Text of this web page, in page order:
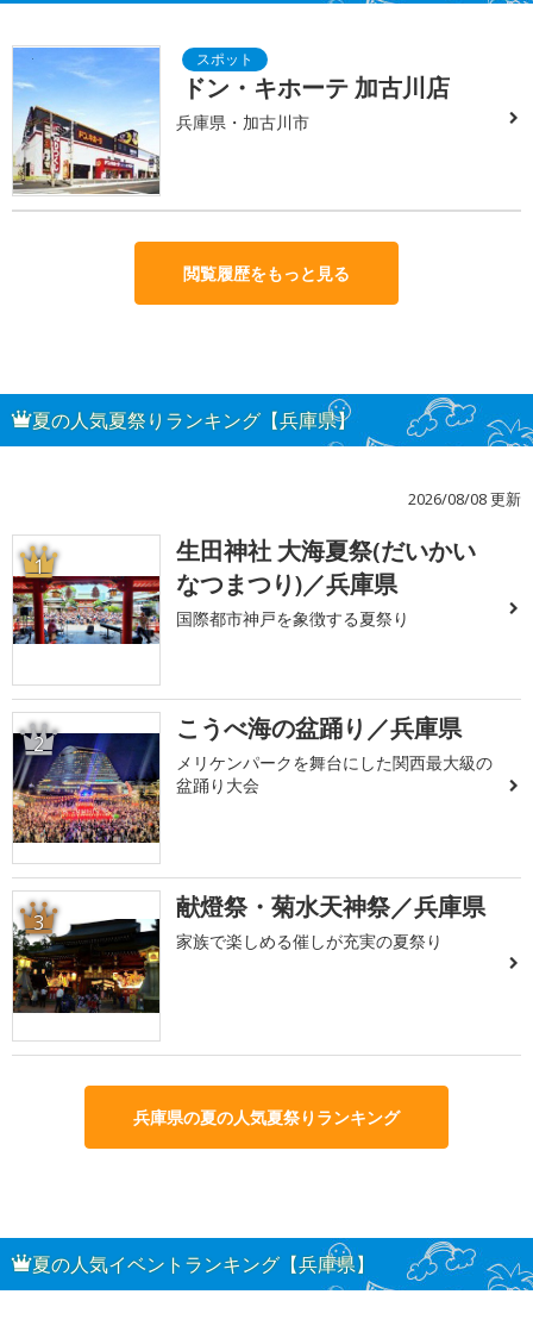
ドン・キホーテ 加古川店
兵庫県・加古川市
閲覧履歴をもっと見る
夏の人気夏祭りランキング【兵庫県】
2026/08/08 更新
1
生田神社 大海夏祭(だいかい
なつまつり)／兵庫県
国際都市神戸を象徴する夏祭り
2 こうべ海の盆踊り／兵庫県
メリケンパークを舞台にした関西最大級の
盆踊り大会
3 献燈祭・菊水天神祭／兵庫県
家族で楽しめる催しが充実の夏祭り
兵庫県の夏の人気夏祭りランキング
夏の人気イベントランキング【兵庫県】